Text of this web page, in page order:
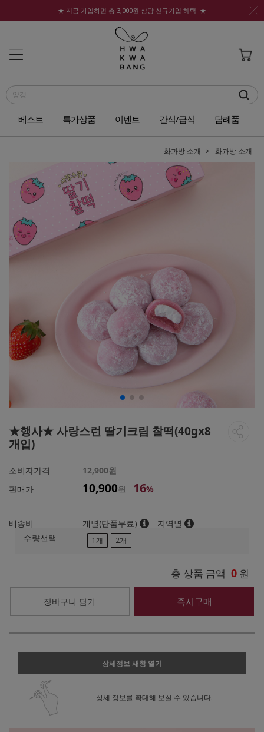
★ 지금 가입하면 총 3,000원 상당 신규가입 혜택! ★
베스트 특가상품 이벤트 간식/급식 답례품
화과방 소개 화과방 소개
★행사★ 사랑스런 딸기크림 찰떡(40gx8
개입)
소비자가격
12,900원
판매가
10,900원 16%
배송비 개별(단품무료)
지역별
수량선택
1개 2개
총 상품 금액 0 원
장바구니 담기 즉시구매
상세정보 새창 열기
상세 정보를 확대해 보실 수 있습니다.